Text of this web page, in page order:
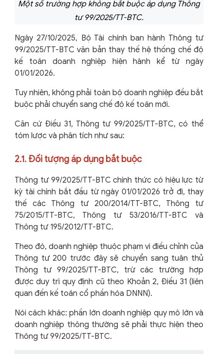
Một số trường hợp không bắt buộc áp dụng Thông
tư 99/2025/TT-BTC.
Ngày 27/10/2025, Bộ Tài chính ban hành Thông tư
99/2025/TT-BTC văn bản thay thế hệ thống chế độ
kế toán doanh nghiệp hiện hành kể từ ngày
01/01/2026.
Tuy nhiên, không phải toàn bộ doanh nghiệp đều bắt
buộc phải chuyển sang chế độ kế toán mới.
Căn cứ Điều 31, Thông tư 99/2025/TT-BTC, có thể
tóm lược và phân tích như sau:
2.1. Đối tượng áp dụng bắt buộc
Thông tư 99/2025/TT-BTC chính thức có hiệu lực từ
kỳ tài chính bắt đầu từ ngày 01/01/2026 trở đi, thay
thế các Thông tư 200/2014/TT-BTC, Thông tư
75/2015/TT-BTC, Thông tư 53/2016/TT-BTC và
Thông tư 195/2012/TT-BTC.
Theo đó, doanh nghiệp thuộc phạm vi điều chỉnh của
Thông tư 200 trước đây sẽ chuyển sang tuân thủ
Thông tư 99/2025/TT-BTC, trừ các trường hợp
được duy trì quy định cũ theo Khoản 2, Điều 31 (liên
quan đến kế toán cổ phần hóa DNNN).
Nói cách khác: phần lớn doanh nghiệp quy mô lớn và
doanh nghiệp thông thường sẽ phải thực hiện theo
Thông tư 99/2025/TT-BTC.